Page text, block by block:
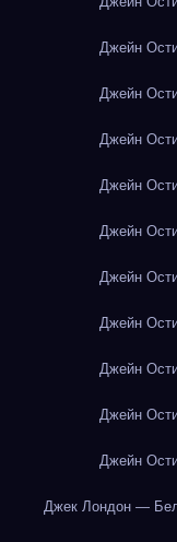
Джейн
Джейн
Джейн
Джейн
Джейн
Джейн
Джейн
Джейн
Джейн
Джейн
Джек Лондон —